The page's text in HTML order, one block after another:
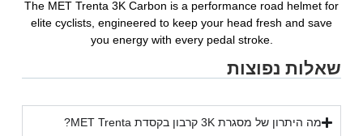
The MET Trenta 3K Carbon is a performance road helmet for
elite cyclists, engineered to keep your head fresh and save
you energy with every pedal stroke.
שאלות נפוצות
מה היתרון של מסגרת 3K קרבון בקסדת MET Trenta?